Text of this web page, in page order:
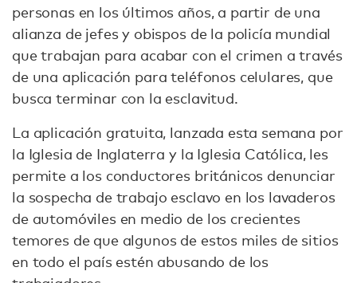
personas en los últimos años, a partir de una
alianza de jefes y obispos de la policía mundial
que trabajan para acabar con el crimen a través
de una aplicación para teléfonos celulares, que
busca terminar con la esclavitud.
La aplicación gratuita, lanzada esta semana por
la Iglesia de Inglaterra y la Iglesia Católica, les
permite a los conductores británicos denunciar
la sospecha de trabajo esclavo en los lavaderos
de automóviles en medio de los crecientes
temores de que algunos de estos miles de sitios
en todo el país estén abusando de los